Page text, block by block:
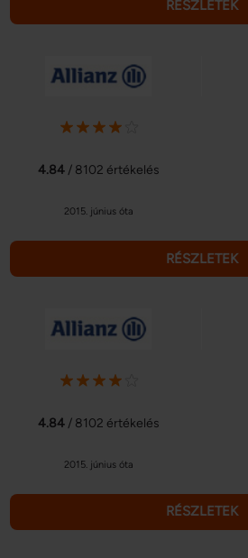
RÉSZLETEK
4.84 / 8102 értékelés
2015. június óta
RÉSZLETEK
4.84 / 8102 értékelés
2015. június óta
RÉSZLETEK